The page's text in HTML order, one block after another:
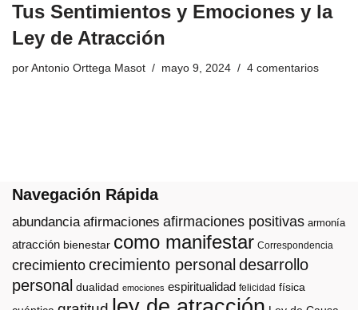
Tus Sentimientos y Emociones y la
Ley de Atracción
por Antonio Orttega Masot mayo 9, 2024 4 comentarios
Navegación Rápida
abundancia afirmaciones afirmaciones positivas armonía
atracción bienestar como manifestar Correspondencia
crecimiento crecimiento personal desarrollo
personal dualidad emociones espiritualidad felicidad física